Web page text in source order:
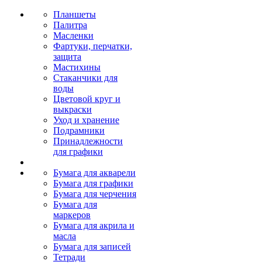
Планшеты
Палитра
Масленки
Фартуки, перчатки,
защита
Мастихины
Стаканчики для
воды
Цветовой круг и
выкраски
Уход и хранение
Подрамники
Принадлежности
для графики
Бумага для акварели
Бумага для графики
Бумага для черчения
Бумага для
маркеров
Бумага для акрила и
масла
Бумага для записей
Тетради